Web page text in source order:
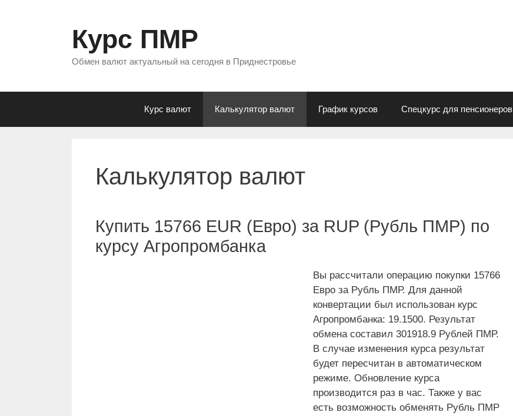
Курс ПМР
Обмен валют актуальный на сегодня в Приднестровье
Курс валют Калькулятор валют График курсов Спецкурс для пенсионеров
Калькулятор валют
Купить 15766 EUR (Евро) за RUP (Рубль ПМР) по
курсу Агропромбанка
Вы рассчитали операцию покупки 15766
Евро за Рубль ПМР. Для данной
конвертации был использован курс
Агропромбанка: 19.1500. Результат
обмена составил 301918.9 Рублей ПМР.
В случае изменения курса результат
будет пересчитан в автоматическом
режиме. Обновление курса
производится раз в час. Также у вас
есть возможность обменять Рубль ПМР